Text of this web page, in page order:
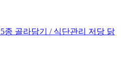
종 골라담기 / 식단관리 저당 닭